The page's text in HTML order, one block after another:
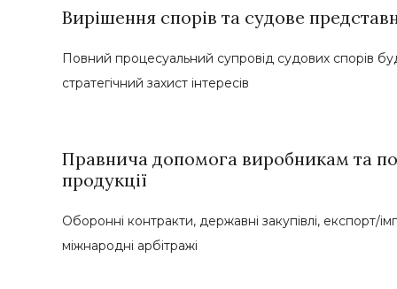
Вирішення спорів та судове
Повний процесуальний супровід судових спорів
стратегічний захист інтересів
Правнича допомога виробникам та
продукції
Оборонні контракти, державні закупівлі,
міжнародні арбітражі